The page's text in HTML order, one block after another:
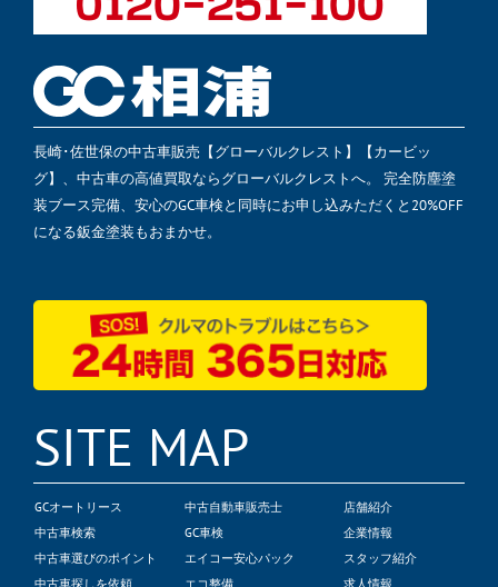
長崎･佐世保の中古車販売【グローバルクレスト】【カービッ
グ】、中古車の高値買取ならグローバルクレストへ。 完全防塵塗
装ブース完備、安心のGC車検と同時にお申し込みただくと20%OFF
になる鈑金塗装もおまかせ。
SITE MAP
GCオートリース
中古車検索
中古車選びのポイント
中古自動車販売士
GC車検
エイコー安心パック
店舗紹介
企業情報
スタッフ紹介